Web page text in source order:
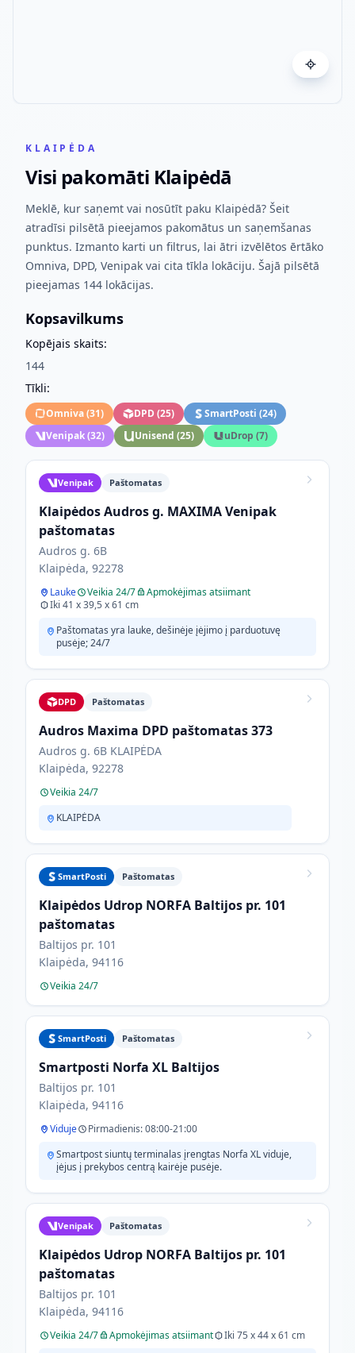
KLAIPĖDA
Visi pakomāti Klaipėdā
Meklē, kur saņemt vai nosūtīt paku Klaipėdā? Šeit
atradīsi pilsētā pieejamos pakomātus un saņemšanas
punktus. Izmanto karti un filtrus, lai ātri izvēlētos ērtāko
Omniva, DPD, Venipak vai cita tīkla lokāciju. Šajā pilsētā
pieejamas 144 lokācijas.
Kopsavilkums
Kopējais skaits:
144
Tīkli:
Omniva(31) DPD(25) SmartPosti (24)
Venipak(32) Unisend (25) uDrop (7)
Venipak Paštomatas
Klaipėdos Audros g. MAXIMA Venipak
paštomatas
Audros g. 6B
Klaipėda, 92278
Lauke Veikia 24/7
Apmokėjimas atsiimant
Iki 41 x 39,5 x 61 cm
Paštomatas yra lauke, dešinėje įėjimo į parduotuvę
pusėje; 24/7
DPD Paštomatas
Audros Maxima DPD paštomatas 373
Audros g. 6B KLAIPĖDA
Klaipėda, 92278
Veikia 24/7
KLAIPĖDA
SmartPosti Paštomatas
Klaipėdos Udrop NORFA Baltijos pr. 101
paštomatas
Baltijos pr. 101
Klaipėda, 94116
Veikia 24/7
SmartPosti Paštomatas
Smartposti Norfa XL Baltijos
Baltijos pr. 101
Klaipėda, 94116
Viduje
Pirmadienis: 08:00-21:00
Smartpost siuntų terminalas įrengtas Norfa XL viduje,
įėjus į prekybos centrą kairėje pusėje.
Venipak Paštomatas
Klaipėdos Udrop NORFA Baltijos pr. 101
paštomatas
Baltijos pr. 101
Klaipėda, 94116
Veikia 24/7 Apmokėjimas atsiimant
Iki 75 x 44 x 61 cm